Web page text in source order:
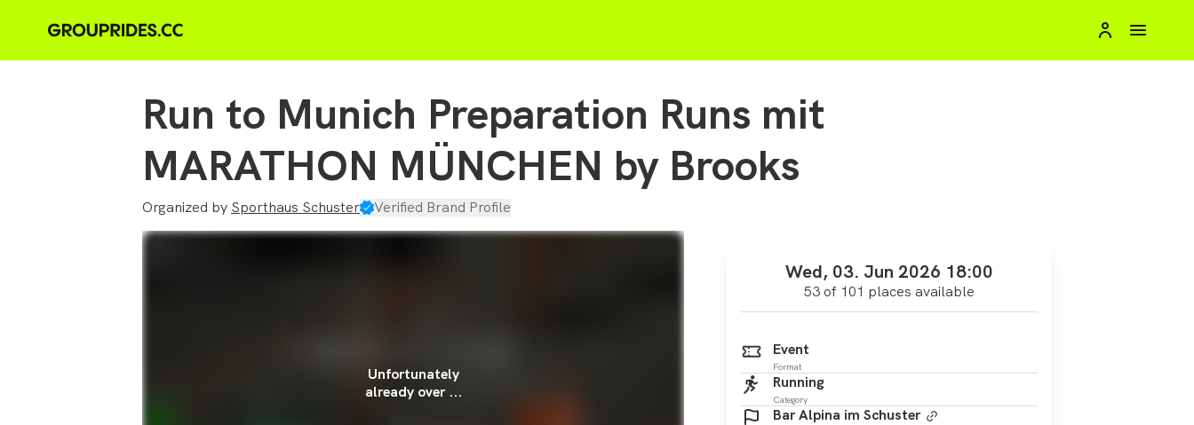
Run to Munich Preparation Runs mit
MARATHON MÜNCHEN by Brooks
Organized by Sporthaus Schuster Verified Brand Profile
Unfortunately
already over ...
Wed, 03. Jun 2026 18:00
53 of 101 places available
Event
Format
Running
Category
Bar Alpina im Schuster